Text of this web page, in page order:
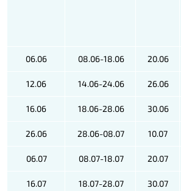
06.06 08.06-18.06 20.06
12.06 14.06-24.06 26.06
16.06 18.06-28.06 30.06
26.06 28.06-08.07 10.07
06.07 08.07-18.07 20.07
16.07 18.07-28.07 30.07